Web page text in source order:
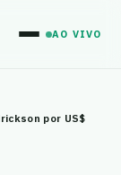
AO VIVO
por US$